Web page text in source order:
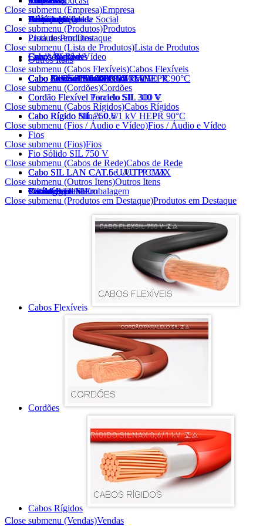
Close submenu (Empresa)Empresa
Histórico
Tecnologia
Certificados
Homologações
Política Integrada
Prêmios
Responsabilidade Social
Sustentabilidade
Alianças
Close submenu (Produtos)Produtos
Lista de Produtos
Produtos em Destaque
Close submenu (Lista de Produtos)Lista de Produtos
Cabos Flexíveis
Cordões
Cabos Rígidos
Fios / Áudio e Vídeo
Cabos de Rede
Outros Itens
Close submenu (Cabos Flexíveis)Cabos Flexíveis
Cabo FlexSil 750 V
Cabo Flexível AtoxSil
Cabo Flexível AtoxSil 0,6/1 kV 90 °C
Cabo AtoxSil Solar 1,8 kV C.C.
Cabo Flexível Silnax 0,6/1 kV HEPR 90°C
Cabo Silflex PP 500 V
Cabo Solda SIL 100 V
Cabo de Controle SIL 1 kV
Cabo de Controle BFC SIL 1 kV
Cabo Flexível AtoxSil Eco 750 V
Close submenu (Cordões)Cordões
Cordão Flexível Paralelo SIL 300 V
Cordão Flexível Torcido SIL 300 V
Close submenu (Cabos Rígidos)Cabos Rígidos
Cabo Rígido SIL 750 V
Cabo Rígido Silnax 0,6/1 kV HEPR 90°C
Cabo Rígido Nú
Close submenu (Fios / Áudio e Vídeo)Fios / Áudio e Vídeo
Fios
Close submenu (Fios)Fios
Fio Sólido SIL 750 V
Close submenu (Cabos de Rede)Cabos de Rede
Cabo SIL LAN CAT.5e U/UTP CMX
Cabo SIL LAN CAT.6 U/UTP CMX
Close submenu (Outros Itens)Outros Itens
Outros Itens
Carretéis
Pocket Pack SIL
SIL Metro a Metro
Tecnologia em Embalagem
Catálogo Online
Catálogo pdf
Close submenu (Produtos em Destaque)Produtos em Destaque
Cabos Flexíveis
Cordões
Cabos Rígidos
Close submenu (Vendas)Vendas